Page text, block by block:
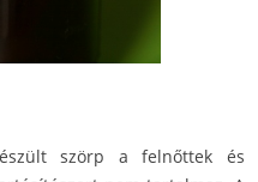
szörp a felnőttek és